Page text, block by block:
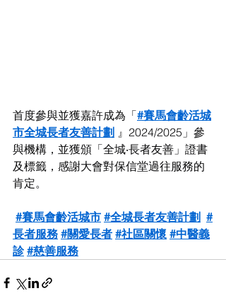
首度參與並獲嘉許成為「#賽馬會齡活城
市全城長者友善計劃 』2024/2025」參
與機構，並獲頒「全城‧長者友善」證書
及標籤，感謝大會對保信堂過往服務的
肯定。
#賽馬會齡活城市 #全城長者友善計劃 #
長者服務 #關愛長者 #社區關懷 #中醫義
診 #慈善服務